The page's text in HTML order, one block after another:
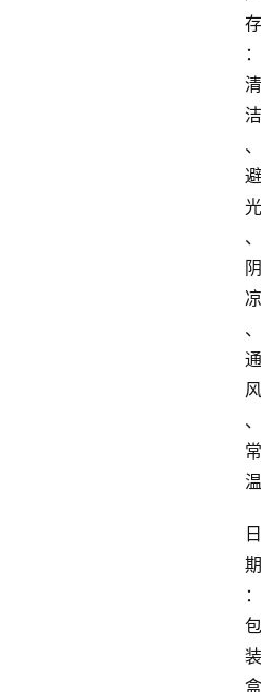
存
：
清
洁
、
避
光
、
阴
凉
、
通
风
、
常
温
日
期
：
包
装
盒